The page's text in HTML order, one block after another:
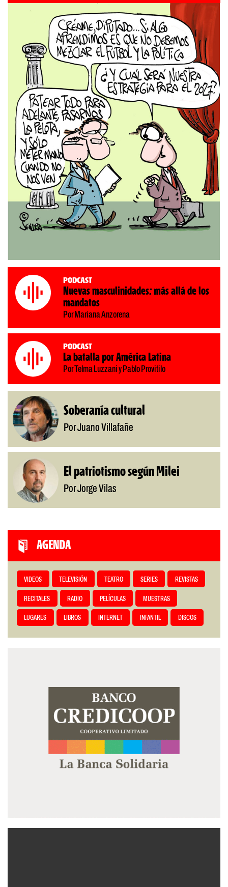
Podcast
Nuevas masculinidades: más allá de los
mandatos
Por Mariana Anzorena
Podcast
La batalla por América Latina
Por Telma Luzzani y Pablo Provitilo
Soberanía cultural
Por Juano Villafañe
El patriotismo según Milei
Por Jorge Vilas
AGENDA
VIDEOS TELEVISIÓN TEATRO SERIES REVISTAS
RECITALES RADIO PELÍCULAS MUESTRAS
LUGARES LIBROS INTERNET INFANTIL DISCOS